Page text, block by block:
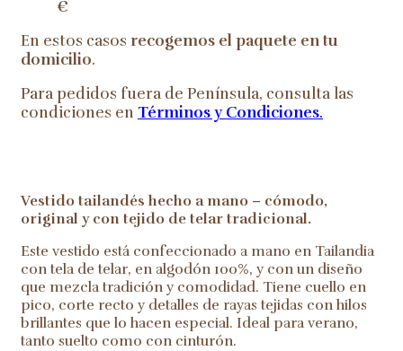
€
En estos casos recogemos el paquete en tu
domicilio.
Para pedidos fuera de Península, consulta las
condiciones en Términos y Condiciones.
Vestido tailandés hecho a mano – cómodo,
original y con tejido de telar tradicional.
Este vestido está confeccionado a mano en Tailandia
con tela de telar, en algodón 100%, y con un diseño
que mezcla tradición y comodidad. Tiene cuello en
pico, corte recto y detalles de rayas tejidas con hilos
brillantes que lo hacen especial. Ideal para verano,
tanto suelto como con cinturón.